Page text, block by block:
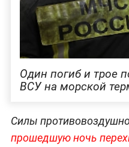
Один погиб и трое
ВСУ на морской
Силы
прошедшую ночь